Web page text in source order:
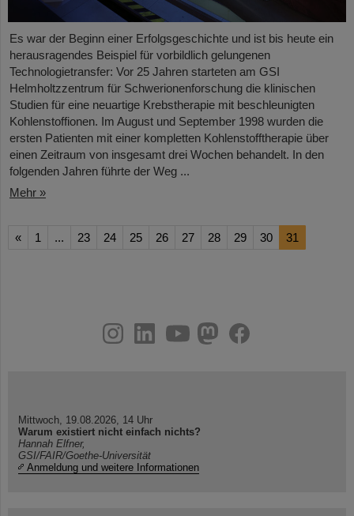
Es war der Beginn einer Erfolgsgeschichte und ist bis heute ein
herausragendes Beispiel für vorbildlich gelungenen
Technologietransfer: Vor 25 Jahren starteten am GSI
Helmholtzzentrum für Schwerionenforschung die klinischen
Studien für eine neuartige Krebstherapie mit beschleunigten
Kohlenstoffionen. Im August und September 1998 wurden die
ersten Patienten mit einer kompletten Kohlenstofftherapie über
einen Zeitraum von insgesamt drei Wochen behandelt. In den
folgenden Jahren führte der Weg ...
Mehr »
« 1 ... 23 24 25 26 27 28 29 30 31
youtube
helmholtz.social
facebook
Mittwoch, 19.08.2026, 14 Uhr
Warum existiert nicht einfach nichts?
Hannah Elfner,
GSI/FAIR/Goethe-Universität
Anmeldung und weitere Informationen